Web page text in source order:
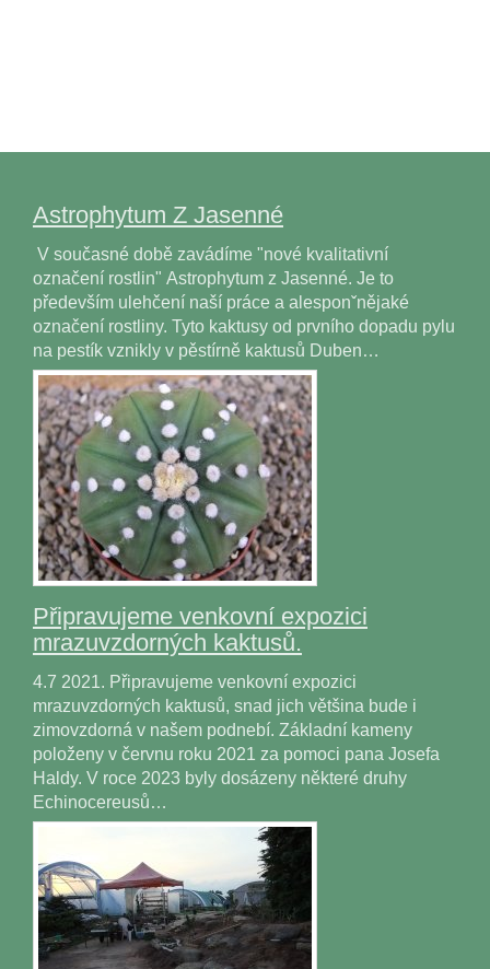
Astrophytum Z Jasenné
V současné době zavádíme "nové kvalitativní
označení rostlin" Astrophytum z Jasenné. Je to
především ulehčení naší práce a alesponˇnějaké
označení rostliny. Tyto kaktusy od prvního dopadu pylu
na pestík vznikly v pěstírně kaktusů Duben…
Připravujeme venkovní expozici
mrazuvzdorných kaktusů.
4.7 2021. Připravujeme venkovní expozici
mrazuvzdorných kaktusů, snad jich většina bude i
zimovzdorná v našem podnebí. Základní kameny
položeny v červnu roku 2021 za pomoci pana Josefa
Haldy. V roce 2023 byly dosázeny některé druhy
Echinocereusů…